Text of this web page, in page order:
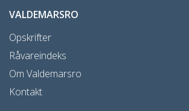
VALDEMARSRO
Opskrifter
Råvareindeks
Om Valdemarsro
Kontakt